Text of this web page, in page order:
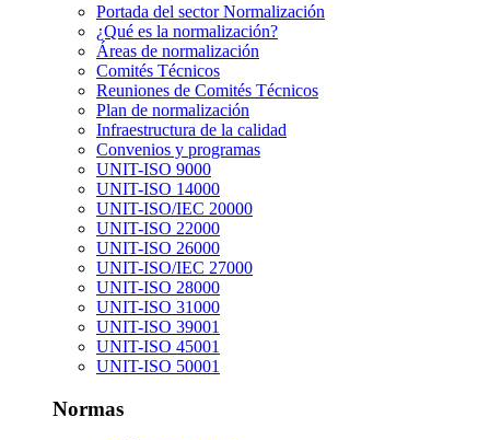
Portada del sectorNormalización
¿Qué es la normalización?
Áreas de normalización
Comités Técnicos
Reuniones de Comités Técnicos
Plan de normalización
Infraestructura de la calidad
Convenios y programas
UNIT-ISO 9000
UNIT-ISO 14000
UNIT-ISO/IEC 20000
UNIT-ISO 22000
UNIT-ISO 26000
UNIT-ISO/IEC 27000
UNIT-ISO 28000
UNIT-ISO 31000
UNIT-ISO 39001
UNIT-ISO 45001
UNIT-ISO 50001
Normas